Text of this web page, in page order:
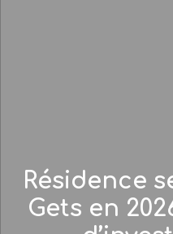
Résidence
Gets en